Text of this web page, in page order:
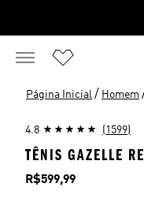
Página Inicial / Homem
4.8 (1599)
TÊNIS GAZELLE
Preço
R$599,99